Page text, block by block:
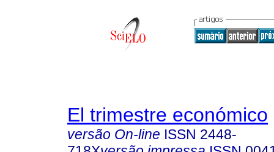
El trimestre económico
versão On-line ISSN 2448-